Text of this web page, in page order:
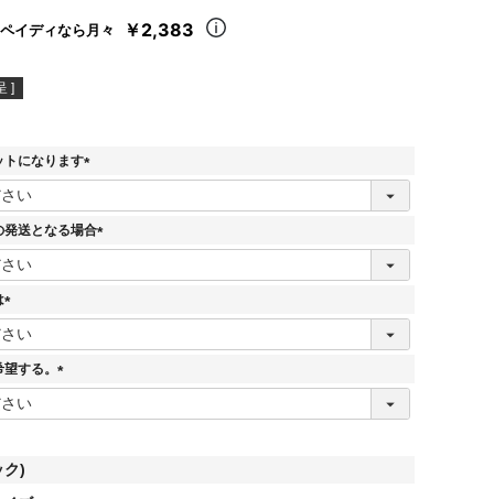
ペイディなら月々 ￥2,383
]
トになります
(
須
発送となる場合
(
(
必
須する。
(
ク)